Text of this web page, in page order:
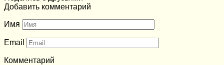
Добавить комментарий
Имя
Email
Комментарий